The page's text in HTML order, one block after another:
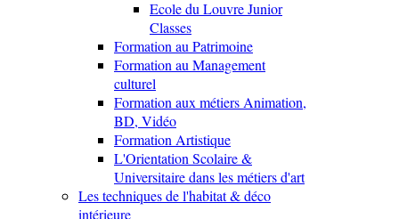
Ecole du Louvre Junior
Classes
Formation au Patrimoine
Formation au Management
culturel
Formation aux métiers Animation,
BD, Vidéo
Formation Artistique
L'Orientation Scolaire &
Universitaire dans les métiers d'art
Les techniques de l'habitat & déco
intérieure